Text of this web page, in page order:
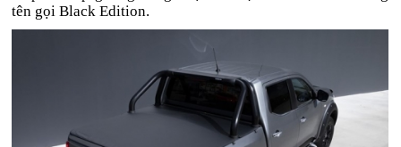
tên gọi Black Edition.